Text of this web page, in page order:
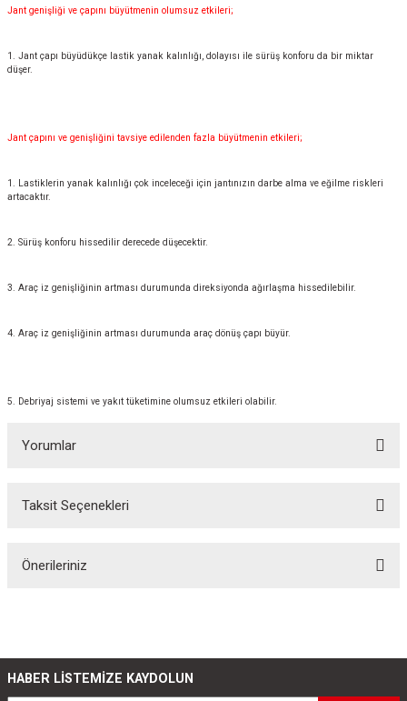
Jant genişliği ve çapını büyütmenin olumsuz etkileri;
1. Jant çapı büyüdükçe lastik yanak kalınlığı, dolayısı ile sürüş konforu da bir miktar
düşer.
Jant çapını ve genişliğini tavsiye edilenden fazla büyütmenin etkileri;
1. Lastiklerin yanak kalınlığı çok inceleceği için jantınızın darbe alma ve eğilme riskleri
artacaktır.
2. Sürüş konforu hissedilir derecede düşecektir.
3. Araç iz genişliğinin artması durumunda direksiyonda ağırlaşma hissedilebilir.
4. Araç iz genişliğinin artması durumunda araç dönüş çapı büyür.
5. Debriyaj sistemi ve yakıt tüketimine olumsuz etkileri olabilir.
Yorumlar
Bu ürüne ilk yorumu siz yapın!
Taksit Seçenekleri
Önerileriniz
Görüş ve önerileriniz için teşekkür ederiz.
HABER LİSTEMİZE KAYDOLUN